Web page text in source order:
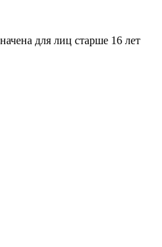
для лиц старше 16 лет